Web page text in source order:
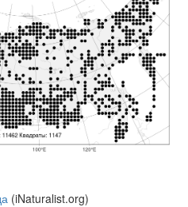
(iNaturalist.org)